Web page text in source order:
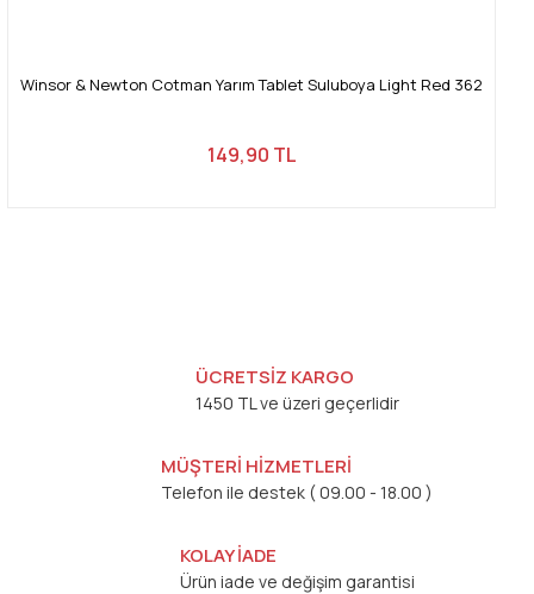
Winsor & Newton Cotman Yarım Tablet Suluboya Light Red 362
149,90 TL
ÜCRETSİZ KARGO
1450 TL ve üzeri geçerlidir
MÜŞTERİ HİZMETLERİ
Telefon ile destek ( 09.00 - 18.00 )
KOLAY İADE
Ürün iade ve değişim garantisi